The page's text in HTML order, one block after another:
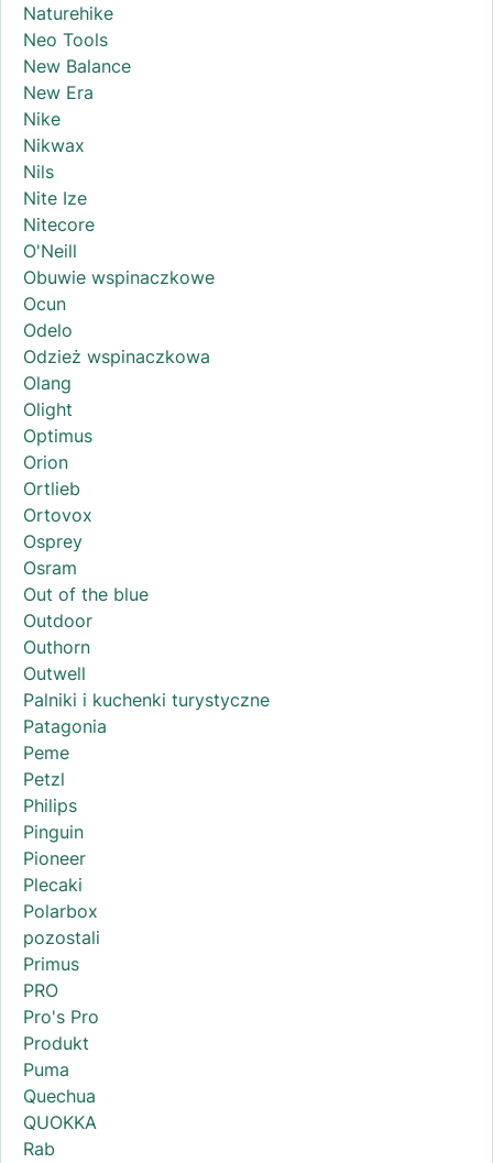
Naturehike
Neo Tools
New Balance
New Era
Nike
Nikwax
Nils
Nite Ize
Nitecore
O'Neill
Obuwie wspinaczkowe
Ocun
Odelo
Odzież wspinaczkowa
Olang
Olight
Optimus
Orion
Ortlieb
Ortovox
Osprey
Osram
Out of the blue
Outdoor
Outhorn
Outwell
Palniki i kuchenki turystyczne
Patagonia
Peme
Petzl
Philips
Pinguin
Pioneer
Plecaki
Polarbox
pozostali
Primus
PRO
Pro's Pro
Produkt
Puma
Quechua
QUOKKA
Rab